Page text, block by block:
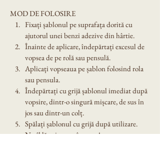
MOD DE FOLOSIRE
Fixați șablonul pe suprafața dorită cu
ajutorul unei benzi adezive din hârtie.
Înainte de aplicare, îndepărtați excesul de
vopsea de pe rolă sau pensulă.
Aplicați vopseaua pe șablon folosind rola
sau pensula.
Îndepărtați cu grijă șablonul imediat după
vopsire, dintr-o singură mișcare, de sus în
jos sau dintr-un colț.
Spălați șablonul cu grijă după utilizare.
Nu îl lăsați expus în soare!